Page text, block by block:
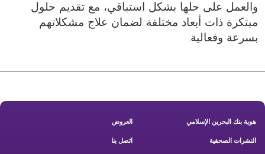
والعمل على حلها بشكل استباقي، مع تقديم حلول
مبتكرة ذات أبعاد مختلفة لضمان علاج مشكلاتهم
بسرعة وفعالية.
Footer New
هوية بنك البحرين الإسلامي العروض
النشرات الصحفية اتصل بنا